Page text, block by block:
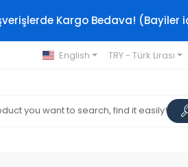
Kargo Bedava! (Bayiler
English TRY - Türk Lirası